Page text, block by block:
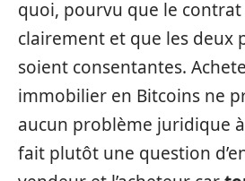
quoi, pourvu que le
clairement et que les deux
soient consentantes.
immobilier en Bitcoins ne
aucun problème juridique à
fait plutôt une question